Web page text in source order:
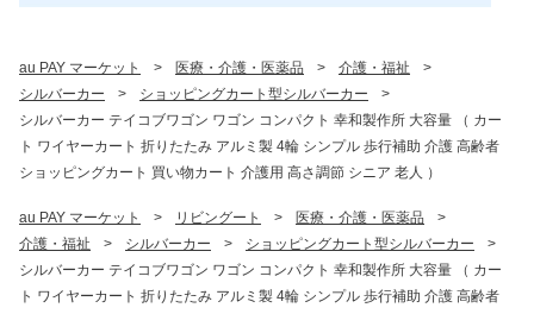
au PAY マーケット > 医療・介護・医薬品 > 介護・福祉
>
シルバーカー
> ショッピングカート型シルバーカー
>
シルバーカー テイコブワゴン ワゴン コンパクト 幸和製作所 大容量 （ カー
ト ワイヤーカート 折りたたみ アルミ製 4輪 シンプル 歩行補助 介護 高齢者
ショッピングカート 買い物カート 介護用 高さ調節 シニア 老人 ）
au PAY マーケット > リビングート > 医療・介護・医薬品
>
介護・福祉
> シルバーカー > ショッピングカート型シルバーカー
>
シルバーカー テイコブワゴン ワゴン コンパクト 幸和製作所 大容量 （ カー
ト ワイヤーカート 折りたたみ アルミ製 4輪 シンプル 歩行補助 介護 高齢者